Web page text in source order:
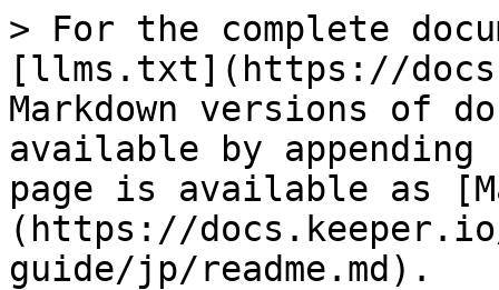
> For the complete
[llms.txt](https://
Markdown versions of
available by
page is available as
(https://
guide/jp/readme.md).